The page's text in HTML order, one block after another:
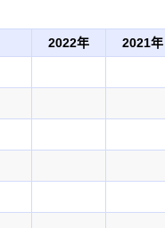
2022年 2021年